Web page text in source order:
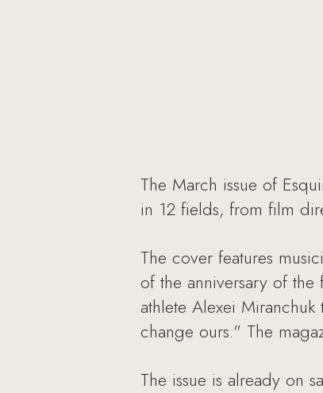
The March issue of
in 12 fields, from film
The cover features
of the anniversary of the
athlete Alexei
change ours." The
The issue is already on